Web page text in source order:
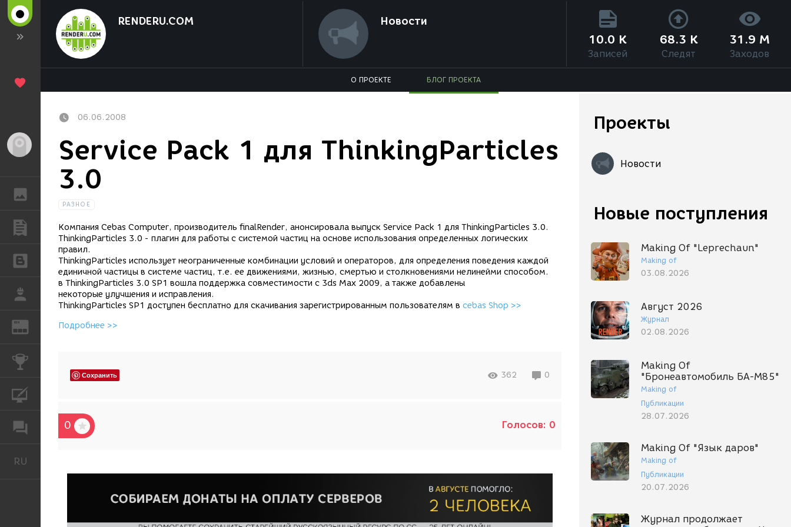
Гость
ПУБЛИКАЦИИ
БЛОГИ
РАБОТА
REN ЖУРНАЛ
ФОРУМ
RU
RENDERU.COM Новости
10.0 K
Записей
68.3 K
Следят
31.9 M
Заходов
О ПРОЕКТЕ БЛОГ ПРОЕКТА
Проекты
Новости
Новые поступления
Making Of "Leprechaun"
Making of
03.08.2026
Август 2026
Журнал
02.08.2026
Making Of
"Бронеавтомобиль БА-М85"
Making of
Публикации
28.07.2026
Making Of "Язык даров"
Making of
Публикации
20.07.2026
Журнал продолжает
06.06.2008
Service Pack 1 для ThinkingParticles
3.0
РАЗНОЕ
Компания Cebas Computer, производитель finalRender, анонсировала выпуск Service Pack 1 для ThinkingParticles 3.0.
ThinkingParticles 3.0 - плагин для работы с системой частиц на основе использования определенных логических
правил.
ThinkingParticles использует неограниченные комбинации условий и операторов, для определения поведения каждой
единичной частицы в системе частиц, т.е. ее движениями, жизнью, смертью и столкновениями нелинейми способом.
в ThinkingParticles 3.0 SP1 вошла поддержка совместимости с 3ds Max 2009, а также добавлены
некоторые улучшения и исправления.
ThinkingParticles SP1 доступен бесплатно для скачивания зарегистрированным пользователям в cebas Shop >>
Подробнее >>
Сохранить 362 0
0 Голосов: 0